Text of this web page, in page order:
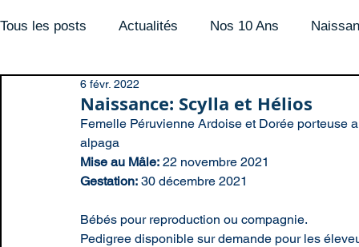
Tous les posts Actualités Nos 10 Ans
Couples
Naissance: Scylla et Hélios
6 févr. 2022
Femelle Péruvienne Ardoise et Dorée porteuse
alpaga
Mise au Mâle: 22 novembre 2021
Gestation: 30 décembre 2021
Bébés pour reproduction ou compagnie.
Pedigree disponible sur demande pour les